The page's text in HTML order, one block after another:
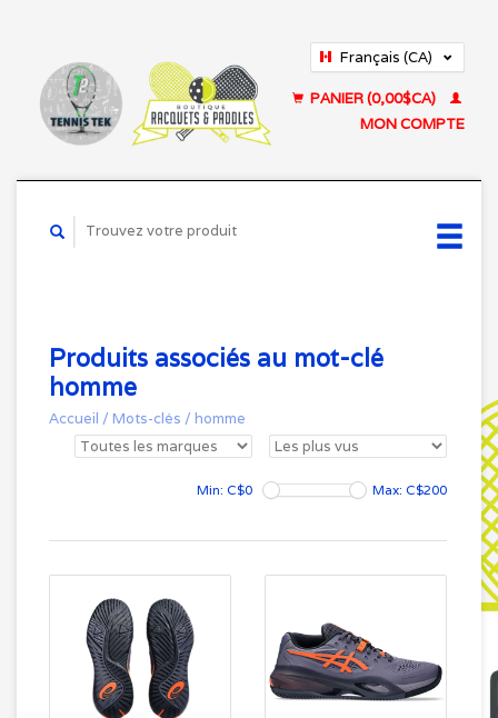
Français (CA)
PANIER (0,00$CA)
MON COMPTE
Produits associés au mot-clé
homme
Accueil / Mots-clés / homme
Min: C$0 Max: C$200